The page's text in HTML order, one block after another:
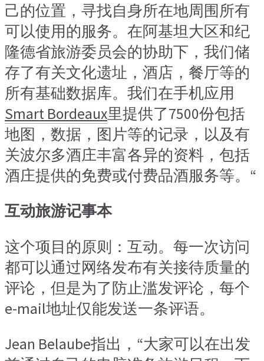
己的位置，寻找自身所在地周围所有
可以使用的服务。在阿基坦大区和纪
隆德省旅游委员会的协助下，我们储
存了有关文化遗址，酒店，餐厅等的
所有基础数据库。我们在手机应用
Smart Bordeaux里提供了7500份包括
地图，数据，图片等的记录，以及有
关波尔多酒庄丰富各异的资料，包括
酒庄提供的免费或付费品酒服务等。“
互动旅游记事本
这个项目的原则：互动。每一次访问
都可以通过网络发布有关接待质量的
评论，但是为了防止滥发评论，每个
e-mail地址仅能发送一条评语。
Jean Belaube指出，“大家可以在出发